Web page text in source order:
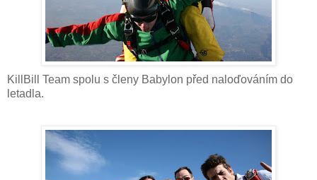
KillBill Team spolu s členy Babylon před naloďováním do
letadla.